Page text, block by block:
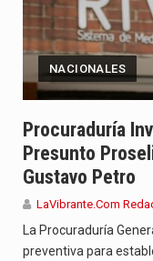
NACIONALES
Procuraduría
Presunto
Gustavo Petro
LaVibrante.Com
La Procuraduría
preventiva para